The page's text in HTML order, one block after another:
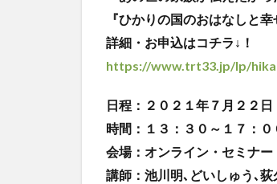
『ひかりの国のおはなしと幸
詳細・お申込はコチラ↓！
https://www.trt33.jp/lp/
日程：２０２１年７月２２日
時間：１３：３０～１７：０
会場：オンライン・セミナー
講師：池川明､どいしゅう､